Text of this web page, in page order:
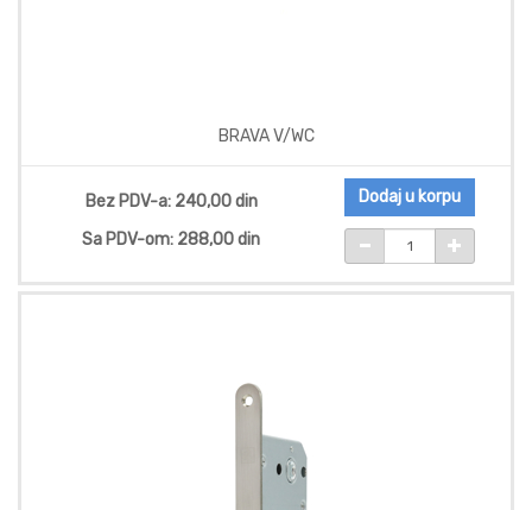
BRAVA V/WC
Bez PDV-a: 240,00 din
Sa PDV-om: 288,00 din
Dodaj u korpu